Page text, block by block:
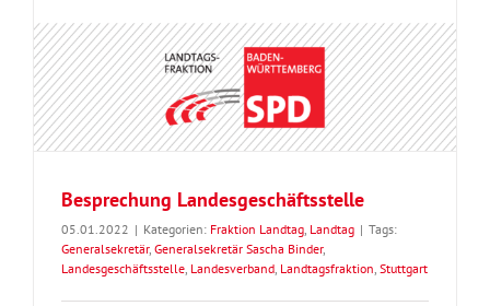
Besprechung Landesgeschäftsstelle
05.01.2022 | Kategorien: Fraktion Landtag, Landtag | Tags:
Generalsekretär, Generalsekretär Sascha Binder,
Landesgeschäftsstelle, Landesverband, Landtagsfraktion, Stuttgart